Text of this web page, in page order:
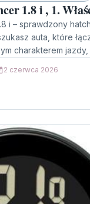
1.8 i , 1.
i – sprawdzony
auta, które
charakterem jazdy,
2 czerwca 2026